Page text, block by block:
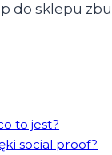
do sklepu
to jest?
social proof?